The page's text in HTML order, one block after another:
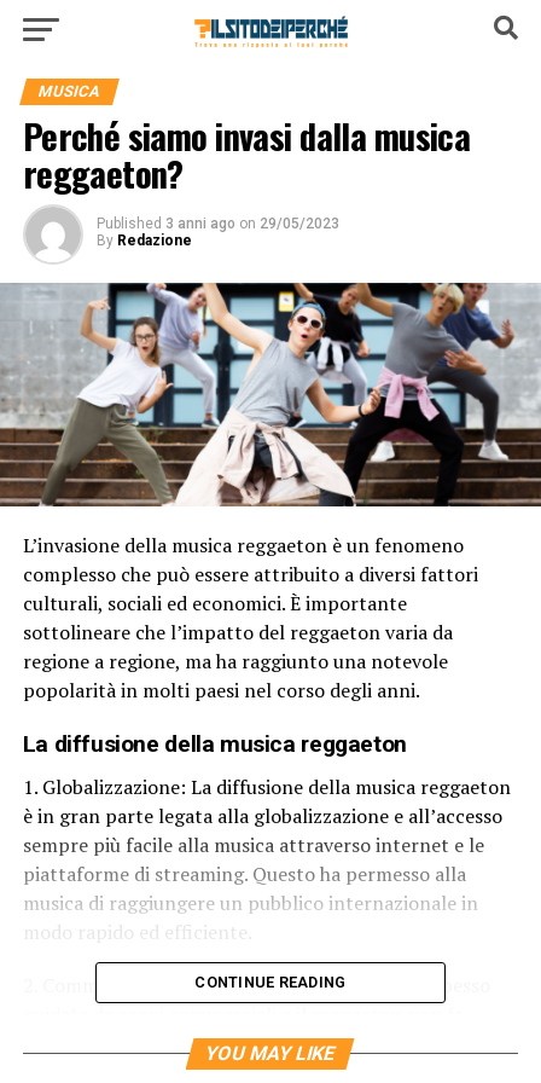
MUSICA
Perché siamo invasi dalla musica
reggaeton?
Published 3 anni ago on 29/05/2023
By Redazione
L’invasione della musica reggaeton è un fenomeno
complesso che può essere attribuito a diversi fattori
culturali, sociali ed economici. È importante
sottolineare che l’impatto del reggaeton varia da
regione a regione, ma ha raggiunto una notevole
popolarità in molti paesi nel corso degli anni.
La diffusione della musica reggaeton
1. Globalizzazione: La diffusione della musica reggaeton
è in gran parte legata alla globalizzazione e all’accesso
sempre più facile alla musica attraverso internet e le
piattaforme di streaming. Questo ha permesso alla
musica di raggiungere un pubblico internazionale in
modo rapido ed efficiente.
2. Commercializzazione: L’industria musicale è spesso
eccezione. Le case discografiche spingono verso generi
che sono popolari e redditizi, e il reggaeton ha
CONTINUE READING
YOU MAY LIKE